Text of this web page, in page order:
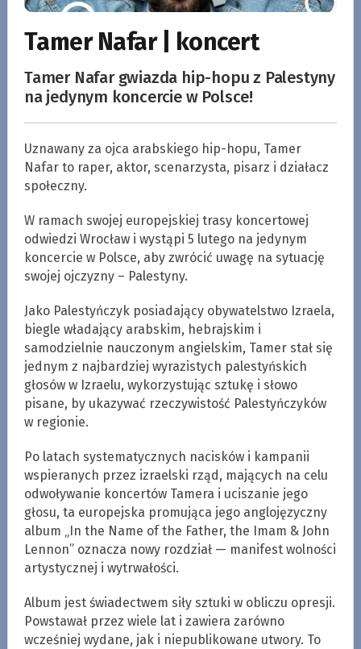
Tamer Nafar | koncert
Tamer Nafar gwiazda hip-hopu z Palestyny
na jedynym koncercie w Polsce!
Uznawany za ojca arabskiego hip-hopu, Tamer
Nafar to raper, aktor, scenarzysta, pisarz i działacz
społeczny.
W ramach swojej europejskiej trasy koncertowej
odwiedzi Wrocław i wystąpi 5 lutego na jedynym
koncercie w Polsce, aby zwrócić uwagę na sytuację
swojej ojczyzny – Palestyny.
Jako Palestyńczyk posiadający obywatelstwo Izraela,
biegle władający arabskim, hebrajskim i
samodzielnie nauczonym angielskim, Tamer stał się
jednym z najbardziej wyrazistych palestyńskich
głosów w Izraelu, wykorzystując sztukę i słowo
pisane, by ukazywać rzeczywistość Palestyńczyków
w regionie.
Po latach systematycznych nacisków i kampanii
wspieranych przez izraelski rząd, mających na celu
odwoływanie koncertów Tamera i uciszanie jego
głosu, ta europejska promująca jego anglojęzyczny
album „In the Name of the Father, the Imam & John
Lennon” oznacza nowy rozdział — manifest wolności
artystycznej i wytrwałości.
Album jest świadectwem siły sztuki w obliczu opresji.
Powstawał przez wiele lat i zawiera zarówno
wcześniej wydane, jak i niepublikowane utwory. To